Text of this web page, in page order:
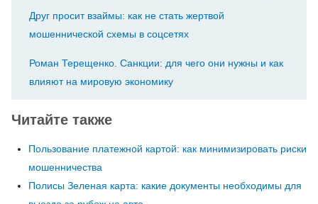
Друг просит взаймы: как не стать жертвой
мошеннической схемы в соцсетях
Роман Терещенко. Санкции: для чего они нужны и как
влияют на мировую экономику
Читайте также
Пользование платежной картой: как минимизировать риски
мошенничества
Полисы Зеленая карта: какие документы необходимы для